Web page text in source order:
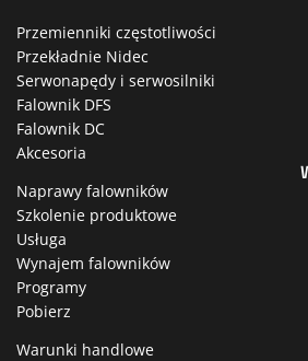
Przemienniki częstotliwości
Przekładnie Nidec
Serwonapędy i serwosilniki
Falownik DFS
Falownik DC
Akcesoria
Naprawy falowników
Szkolenie produktowe
Usługa
Wynajem falowników
Programy
Pobierz
Warunki handlowe